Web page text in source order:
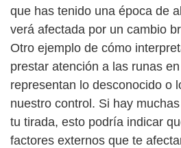
que has tenido una época de
verá afectada por un cambio
Otro ejemplo de cómo
prestar atención a las runas
representan lo desconocido o
nuestro control. Si hay
tu tirada, esto podría indicar
factores externos que te